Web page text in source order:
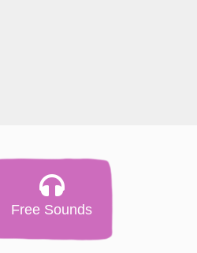
Free Sounds